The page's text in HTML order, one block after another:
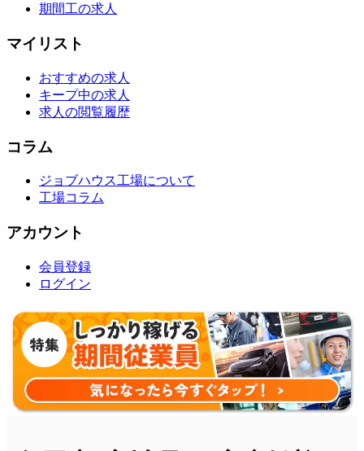
期間工の求人
マイリスト
おすすめの求人
キープ中の求人
求人の閲覧履歴
コラム
ジョブハウス工場について
工場コラム
アカウント
会員登録
ログイン